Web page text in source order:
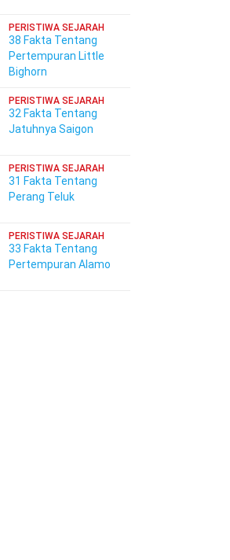
PERISTIWA SEJARAH
38 Fakta Tentang
Pertempuran Little
Bighorn
PERISTIWA SEJARAH
32 Fakta Tentang
Jatuhnya Saigon
PERISTIWA SEJARAH
31 Fakta Tentang
Perang Teluk
PERISTIWA SEJARAH
33 Fakta Tentang
Pertempuran Alamo